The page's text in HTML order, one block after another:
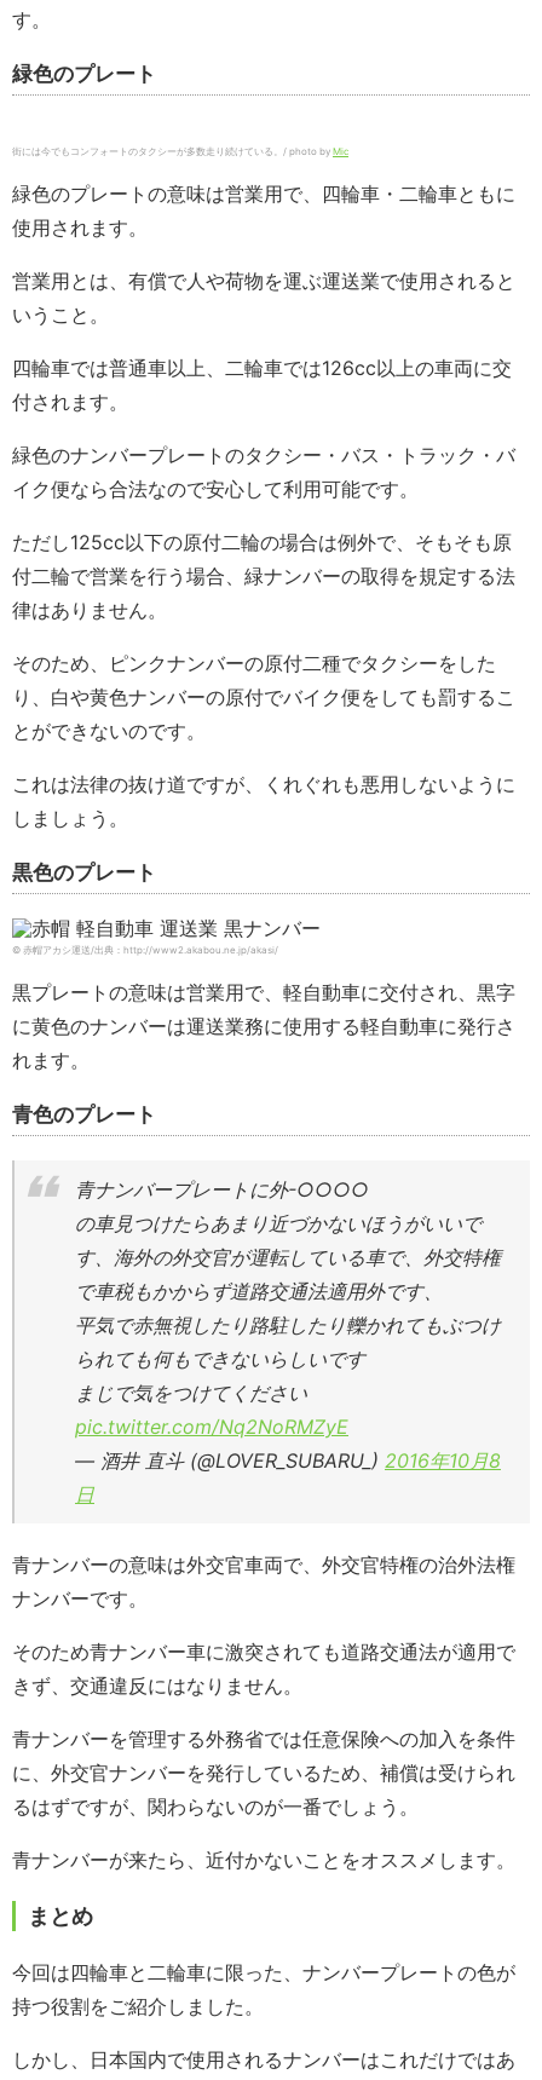
す。
緑色のプレート
街には今でもコンフォートのタクシーが多数走り続けている。/ photo by Mic
緑色のプレートの意味は営業用で、四輪車・二輪車ともに
使用されます。
営業用とは、有償で人や荷物を運ぶ運送業で使用されると
いうこと。
四輪車では普通車以上、二輪車では126cc以上の車両に交
付されます。
緑色のナンバープレートのタクシー・バス・トラック・バ
イク便なら合法なので安心して利用可能です。
ただし125cc以下の原付二輪の場合は例外で、そもそも原
付二輪で営業を行う場合、緑ナンバーの取得を規定する法
律はありません。
そのため、ピンクナンバーの原付二種でタクシーをした
り、白や黄色ナンバーの原付でバイク便をしても罰するこ
とができないのです。
これは法律の抜け道ですが、くれぐれも悪用しないように
しましょう。
黒色のプレート
© 赤帽アカシ運送/出典：http://www2.akabou.ne.jp/akasi/
黒プレートの意味は営業用で、軽自動車に交付され、黒字
に黄色のナンバーは運送業務に使用する軽自動車に発行さ
れます。
青色のプレート
青ナンバープレートに外-○○○○
の車見つけたらあまり近づかないほうがいいで
す、海外の外交官が運転している車で、外交特権
で車税もかからず道路交通法適用外です、
平気で赤無視したり路駐したり轢かれてもぶつけ
られても何もできないらしいです
まじで気をつけてください
pic.twitter.com/Nq2NoRMZyE
— 酒井 直斗 (@LOVER_SUBARU_) 2016年10月8
日
青ナンバーの意味は外交官車両で、外交官特権の治外法権
ナンバーです。
そのため青ナンバー車に激突されても道路交通法が適用で
きず、交通違反にはなりません。
青ナンバーを管理する外務省では任意保険への加入を条件
に、外交官ナンバーを発行しているため、補償は受けられ
るはずですが、関わらないのが一番でしょう。
青ナンバーが来たら、近付かないことをオススメします。
まとめ
今回は四輪車と二輪車に限った、ナンバープレートの色が
持つ役割をご紹介しました。
しかし、日本国内で使用されるナンバーはこれだけではあ